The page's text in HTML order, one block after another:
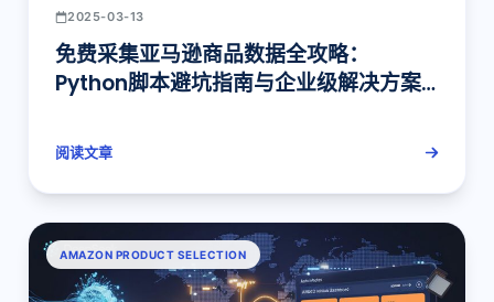
2025-03-13
免费采集亚马逊商品数据全攻略：
Python脚本避坑指南与企业级解决方案
阅读文章
AMAZON PRODUCT SELECTION